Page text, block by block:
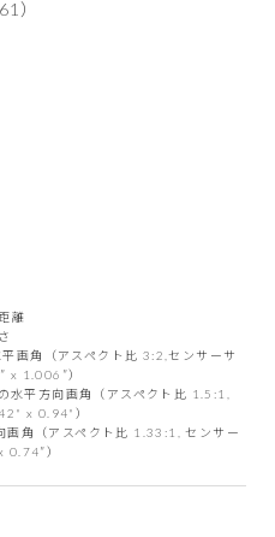
）
離
画角（アスペクト比 3:2,センサーサ
x 1.006″）
平方向画角（アスペクト比 1.5:1,
x 0.94"）
角（アスペクト比 1.33:1, センサー
0.74″）